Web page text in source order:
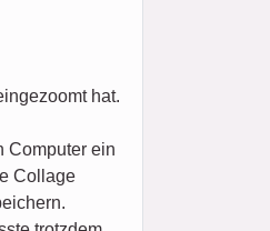
hat.
Computer ein
Collage